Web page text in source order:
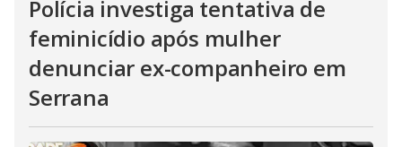
Polícia investiga tentativa de
feminicídio após mulher
denunciar ex-companheiro em
Serrana